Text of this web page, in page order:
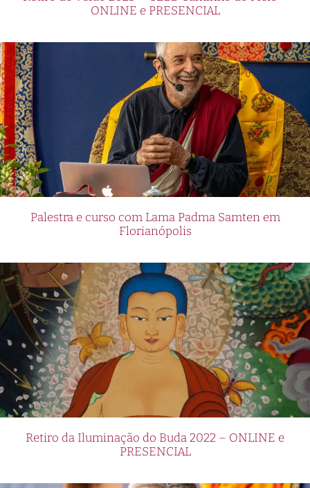
ONLINE e PRESENCIAL
Palestra e curso com Lama Padma Samten em
Florianópolis
Retiro da Iluminação do Buda 2022 – ONLINE e
PRESENCIAL